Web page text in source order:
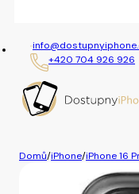
+420 704 926 926
Domů/iPhone/iPhone 16